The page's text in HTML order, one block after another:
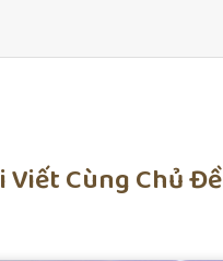
Viết Cùng Chủ Đề